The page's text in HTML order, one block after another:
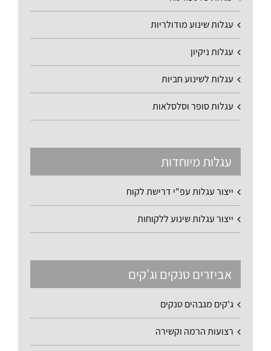
עגלות שינוע מודולריות
עגלות ניקיון
עגלות לשינוע חביות
עגלות סופר וסלסלאות
עגלות מיוחדות
ייצור עגלות עפ"י דרישת לקוח
ייצור עגלות שינוע ללקוחות
אביזרים טנקים וג'קים
ג'קים מגבהים טנקים
רצועות הרמה וקשירה